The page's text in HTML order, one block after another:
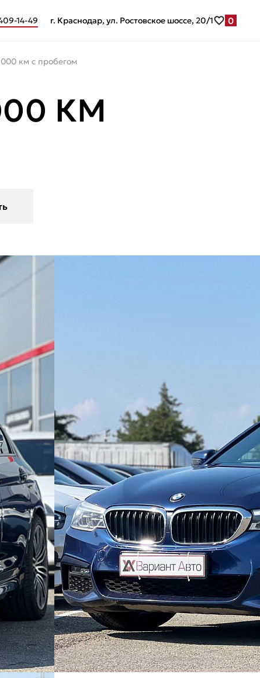
14-49 г. Краснодар, ул. Ростовское шоссе, 20/1 0
км с пробегом
КМ